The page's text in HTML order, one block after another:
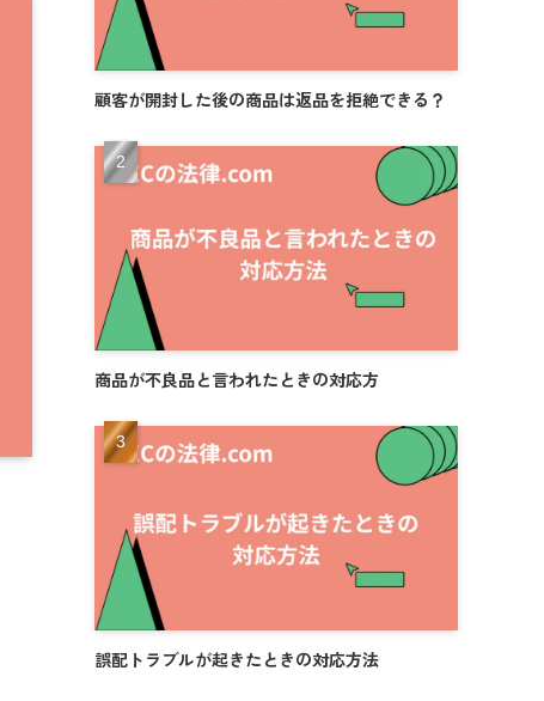
顧客が開封した後の商品は返品を拒絶できる？
商品が不良品と言われたときの対応方
誤配トラブルが起きたときの対応方法